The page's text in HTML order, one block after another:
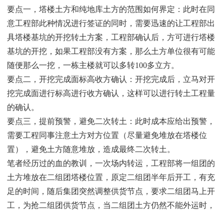
要点一，塔楼土方和纯地库土方的范围如何界定：此时在同
意工程部此种情况进行签证的同时，需要迅速的让工程部出
具塔楼基坑的开挖转土方案，工程部确认后，方可进行塔楼
基坑的开挖，如果工程部没有方案，那么土方单位很有可能
随便那么一挖，一栋主楼就可以多转100多立方。
要点二，开挖完成面标高收方确认：开挖完成后，立马对开
挖完成面进行标高进行收方确认，这样可以进行转土工程量
的确认。
要点三，提前预警，避免二次转土：此时成本应给出预警，
需要工程同事注意土方对方位置（尽量避免堆放在塔楼位
置），避免土方随意堆放，造成最终二次转土。
笔者经历过的血的教训，一次场内转运，工程部将一组团的
土方堆放在二组团塔楼位置，原定二组团半年后开工，有充
足的时间，随后集团突然调整供货节点，要求二组团马上开
工，为抢二组团供货节点，当二组团土方仍然不能外运时，